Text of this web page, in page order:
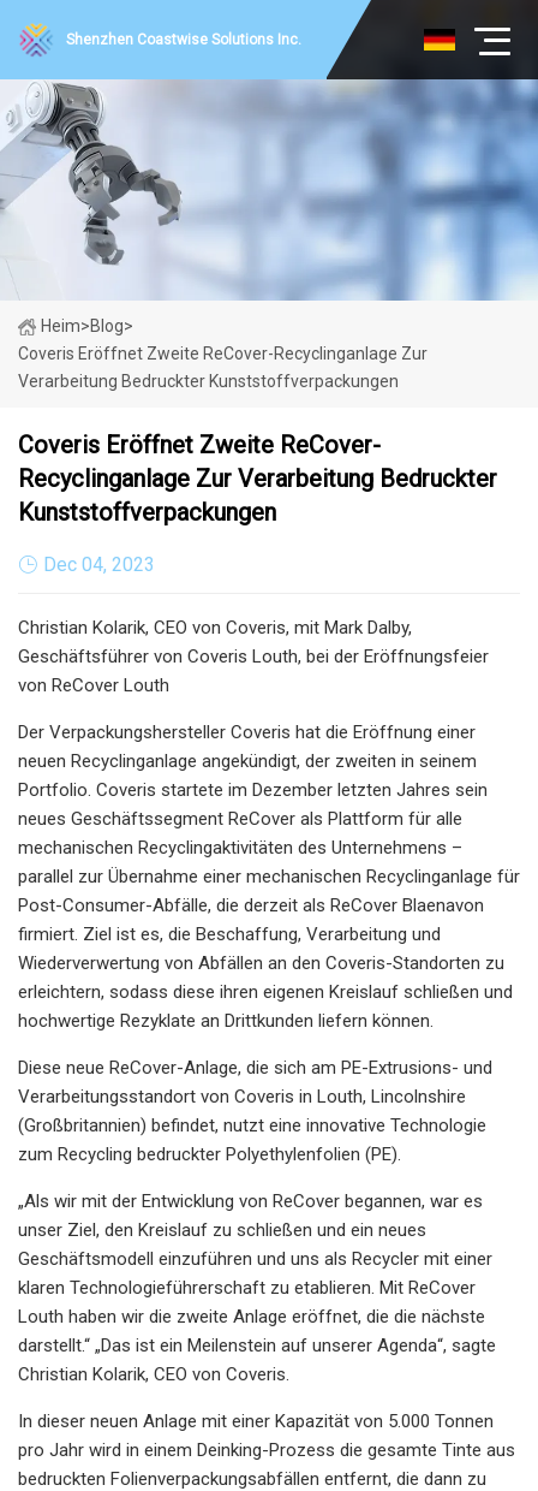
Shenzhen Coastwise Solutions Inc.
Heim>Blog>
Coveris Eröffnet Zweite ReCover-Recyclinganlage Zur
Verarbeitung Bedruckter Kunststoffverpackungen
Coveris Eröffnet Zweite ReCover-
Recyclinganlage Zur Verarbeitung Bedruckter
Kunststoffverpackungen
Dec 04, 2023
Christian Kolarik, CEO von Coveris, mit Mark Dalby,
Geschäftsführer von Coveris Louth, bei der Eröffnungsfeier
von ReCover Louth
Der Verpackungshersteller Coveris hat die Eröffnung einer
neuen Recyclinganlage angekündigt, der zweiten in seinem
Portfolio. Coveris startete im Dezember letzten Jahres sein
neues Geschäftssegment ReCover als Plattform für alle
mechanischen Recyclingaktivitäten des Unternehmens –
parallel zur Übernahme einer mechanischen Recyclinganlage für
Post-Consumer-Abfälle, die derzeit als ReCover Blaenavon
firmiert. Ziel ist es, die Beschaffung, Verarbeitung und
Wiederverwertung von Abfällen an den Coveris-Standorten zu
erleichtern, sodass diese ihren eigenen Kreislauf schließen und
hochwertige Rezyklate an Drittkunden liefern können.
Diese neue ReCover-Anlage, die sich am PE-Extrusions- und
Verarbeitungsstandort von Coveris in Louth, Lincolnshire
(Großbritannien) befindet, nutzt eine innovative Technologie
zum Recycling bedruckter Polyethylenfolien (PE).
„Als wir mit der Entwicklung von ReCover begannen, war es
unser Ziel, den Kreislauf zu schließen und ein neues
Geschäftsmodell einzuführen und uns als Recycler mit einer
klaren Technologieführerschaft zu etablieren. Mit ReCover
Louth haben wir die zweite Anlage eröffnet, die die nächste
darstellt.“ „Das ist ein Meilenstein auf unserer Agenda“, sagte
Christian Kolarik, CEO von Coveris.
In dieser neuen Anlage mit einer Kapazität von 5.000 Tonnen
pro Jahr wird in einem Deinking-Prozess die gesamte Tinte aus
bedruckten Folienverpackungsabfällen entfernt, die dann zu